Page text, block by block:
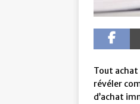
Tout achat
révéler
d’achat